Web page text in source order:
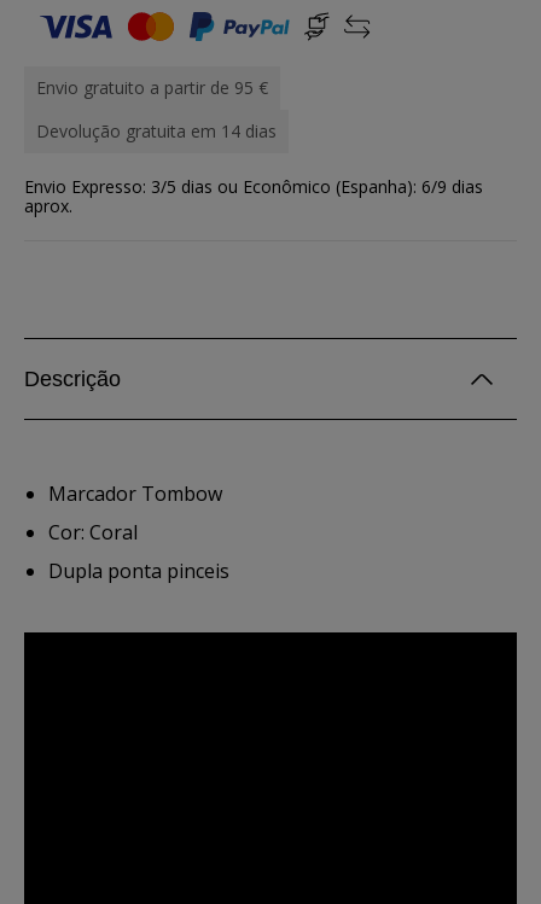
Envio gratuito a partir de 95 €
Devolução gratuita em 14 dias
Envio Expresso: 3/5 dias ou Econômico (Espanha): 6/9 dias
aprox.
Descrição
Marcador Tombow
Cor: Coral
Dupla ponta pinceis